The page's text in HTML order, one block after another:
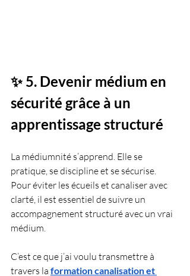
✨ 5. Devenir médium en
sécurité grâce à un
apprentissage structuré
La médiumnité s’apprend. Elle se
pratique, se discipline et se sécurise.
Pour éviter les écueils et canaliser avec
clarté, il est essentiel de suivre un
accompagnement structuré avec un vrai
médium.
C’est ce que j’ai voulu transmettre à
travers la formation canalisation et